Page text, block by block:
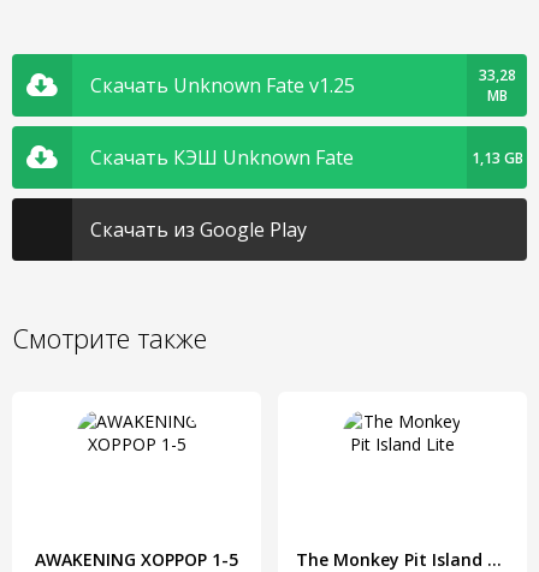
Скачать Unknown Fate v1.25
33,28
MB
Скачать КЭШ Unknown Fate 1,13 GB
Скачать из Google Play
Смотрите также
AWAKENING ХОРРОР 1-5 The Monkey Pit Island Lite